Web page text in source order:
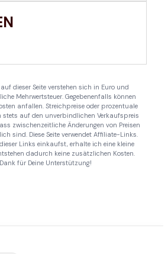
dieser Seite verstehen sich in Euro und
Mehrwertsteuer. Gegebenenfalls können
anfallen. Streichpreise oder prozentuale
stets auf den unverbindlichen Verkaufspreis
zwischenzeitliche Änderungen von Preisen
sind. Diese Seite verwendet Affiliate-Links.
Links einkaufst, erhalte ich eine kleine
dadurch keine zusätzlichen Kosten.
für Deine Unterstützung!